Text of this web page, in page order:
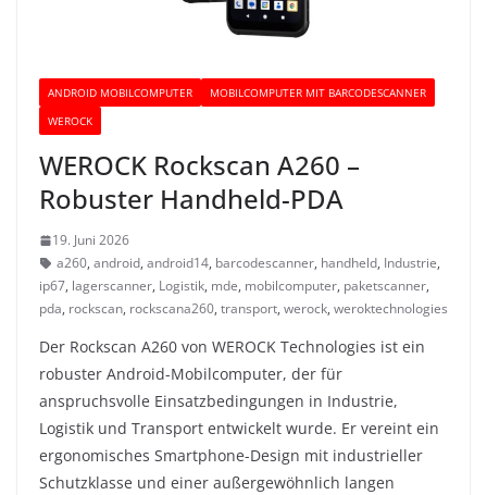
ANDROID MOBILCOMPUTER
MOBILCOMPUTER MIT BARCODESCANNER
WEROCK
WEROCK Rockscan A260 –
Robuster Handheld-PDA
19. Juni 2026
a260, android, android14, barcodescanner, handheld, Industrie,
ip67, lagerscanner, Logistik, mde, mobilcomputer, paketscanner,
pda, rockscan, rockscana260, transport, werock, weroktechnologies
Der Rockscan A260 von WEROCK Technologies ist ein
robuster Android-Mobilcomputer, der für
anspruchsvolle Einsatzbedingungen in Industrie,
Logistik und Transport entwickelt wurde. Er vereint ein
ergonomisches Smartphone-Design mit industrieller
Schutzklasse und einer außergewöhnlich langen